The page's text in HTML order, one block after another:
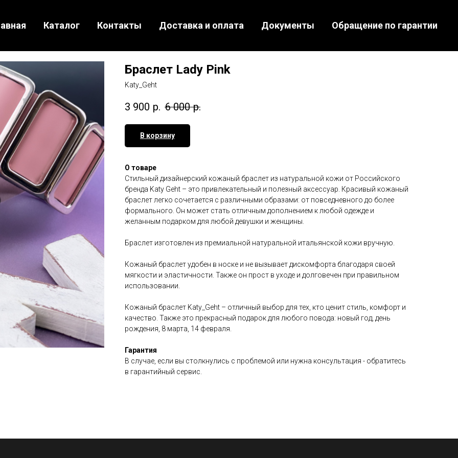
Каталог Контакты Доставка и оплата Документы Обращение по гарантии
Браслет Lady Pink
Katy_Geht
3 900 р. 6 000 р.
В корзину
О товаре
Стильный дизайнерский кожаный браслет из натуральной кожи от Российского
бренда Katy Geht – это привлекательный и полезный аксессуар. Красивый кожаный
браслет легко сочетается с различными образами: от повседневного до более
формального. Он может стать отличным дополнением к любой одежде и
желанным подарком для любой девушки и женщины.
Браслет изготовлен из премиальной натуральной итальянской кожи вручную.
Кожаный браслет удобен в носке и не вызывает дискомфорта благодаря своей
мягкости и эластичности. Также он прост в уходе и долговечен при правильном
использовании.
Кожаный браслет Katy_Geht – отличный выбор для тех, кто ценит стиль, комфорт и
качество. Также это прекрасный подарок для любого повода: новый год, день
рождения, 8 марта, 14 февраля.
Гарантия
В случае, если вы столкнулись с проблемой или нужна консультация - обратитесь
в гарантийный сервис.